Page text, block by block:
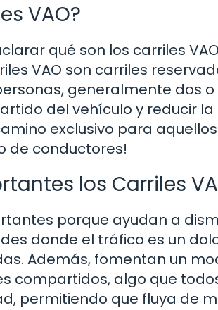
VAO?
qué son los carriles
VAO son carriles
generalmente dos
del vehículo y reducir
exclusivo para
de conductores!
los Carriles
porque ayudan a
donde el tráfico es un
Además, fomentan un
compartidos, algo que
permitiendo que fluya de